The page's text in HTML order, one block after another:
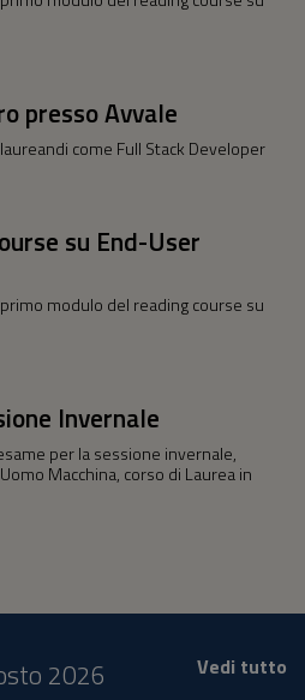
presso Avvale
come Full Stack Developer
su End-User
modulo del reading course su
Invernale
per la sessione invernale,
Macchina, corso di Laurea in
2026 Vedi tutto